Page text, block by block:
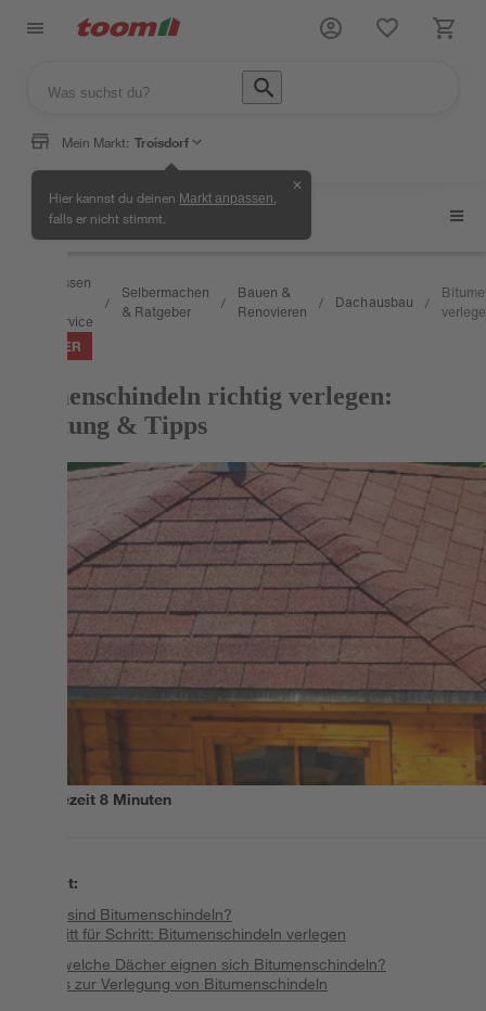
Mein Markt: Troisdorf
Hier kannst du deinen Markt anpassen
falls er nicht stimmt.
✕
Dachausbau
Wissen
Service
/
Selbermachen
& Ratgeber
/
Bauen &
Renovieren
/ Dachausbau /
RATGEBER
Bitumenschindeln richtig verlegen:
Anleitung & Tipps
Lesezeit8 Minuten
Inhalt:
Was sind Bitumenschindeln?
Schritt für Schritt: Bitumenschindeln verlegen
Für welche Dächer eignen sich Bitumenschindeln?
Tipps zur Verlegung von Bitumenschindeln